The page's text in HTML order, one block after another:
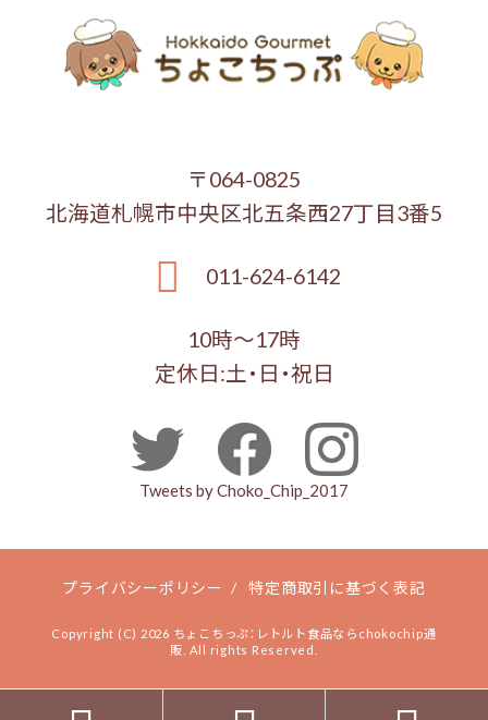
〒064-0825
北海道札幌市中央区北五条西27丁目3番5
011-624-6142
10時～17時
定休日:土・日・祝日
Tweets by Choko_Chip_2017
プライバシーポリシー / 特定商取引に基づく表記
Copyright (C) 2026 ちょこちっぷ：レトルト食品ならchokochip通
販. All rights Reserved.